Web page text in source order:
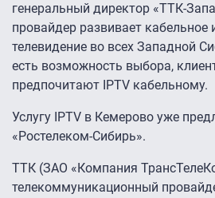
генеральный директор «ТТК-
провайдер развивает кабельное
телевидение во всех Западной
есть возможность выбора,
предпочитают IPTV кабельному.
Услугу IPTV в Кемерово уже
«Ростелеком-Сибирь».
ТТК (ЗАО «Компания
телекоммуникационный